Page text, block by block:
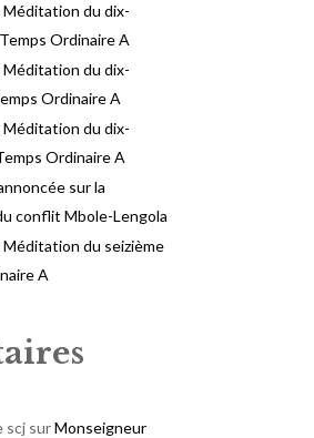
du dix-
Ordinaire A
du dix-
Ordinaire A
du dix-
Ordinaire A
sur la
conflit Mbole-Lengola
du seizième
A
scj surMonseigneur